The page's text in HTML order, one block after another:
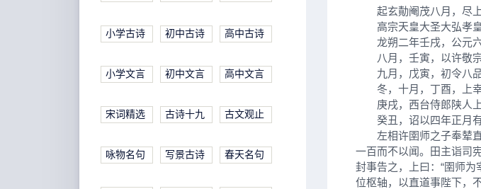
小学古诗 初中古诗 高中古诗
小学文言 初中文言 高中文言
宋词精选 古诗十九 古文观止
咏物名句 写景古诗 春天名句
起玄勣阉茂八月，尽上
高宗天皇大圣大弘孝
龙朔二年壬戌，公元
八月，壬寅，以许敬宗
九月，戊寅，初令八品
冬，十月，丁酉，上幸
庚戌，西台侍郎陕人上
癸丑，诏以四年正月有
左相许圉师之子奉辇直
一百而不以闻。田主诣司
封事告之，上曰：“圉师
位枢轴，以直道事陛下，